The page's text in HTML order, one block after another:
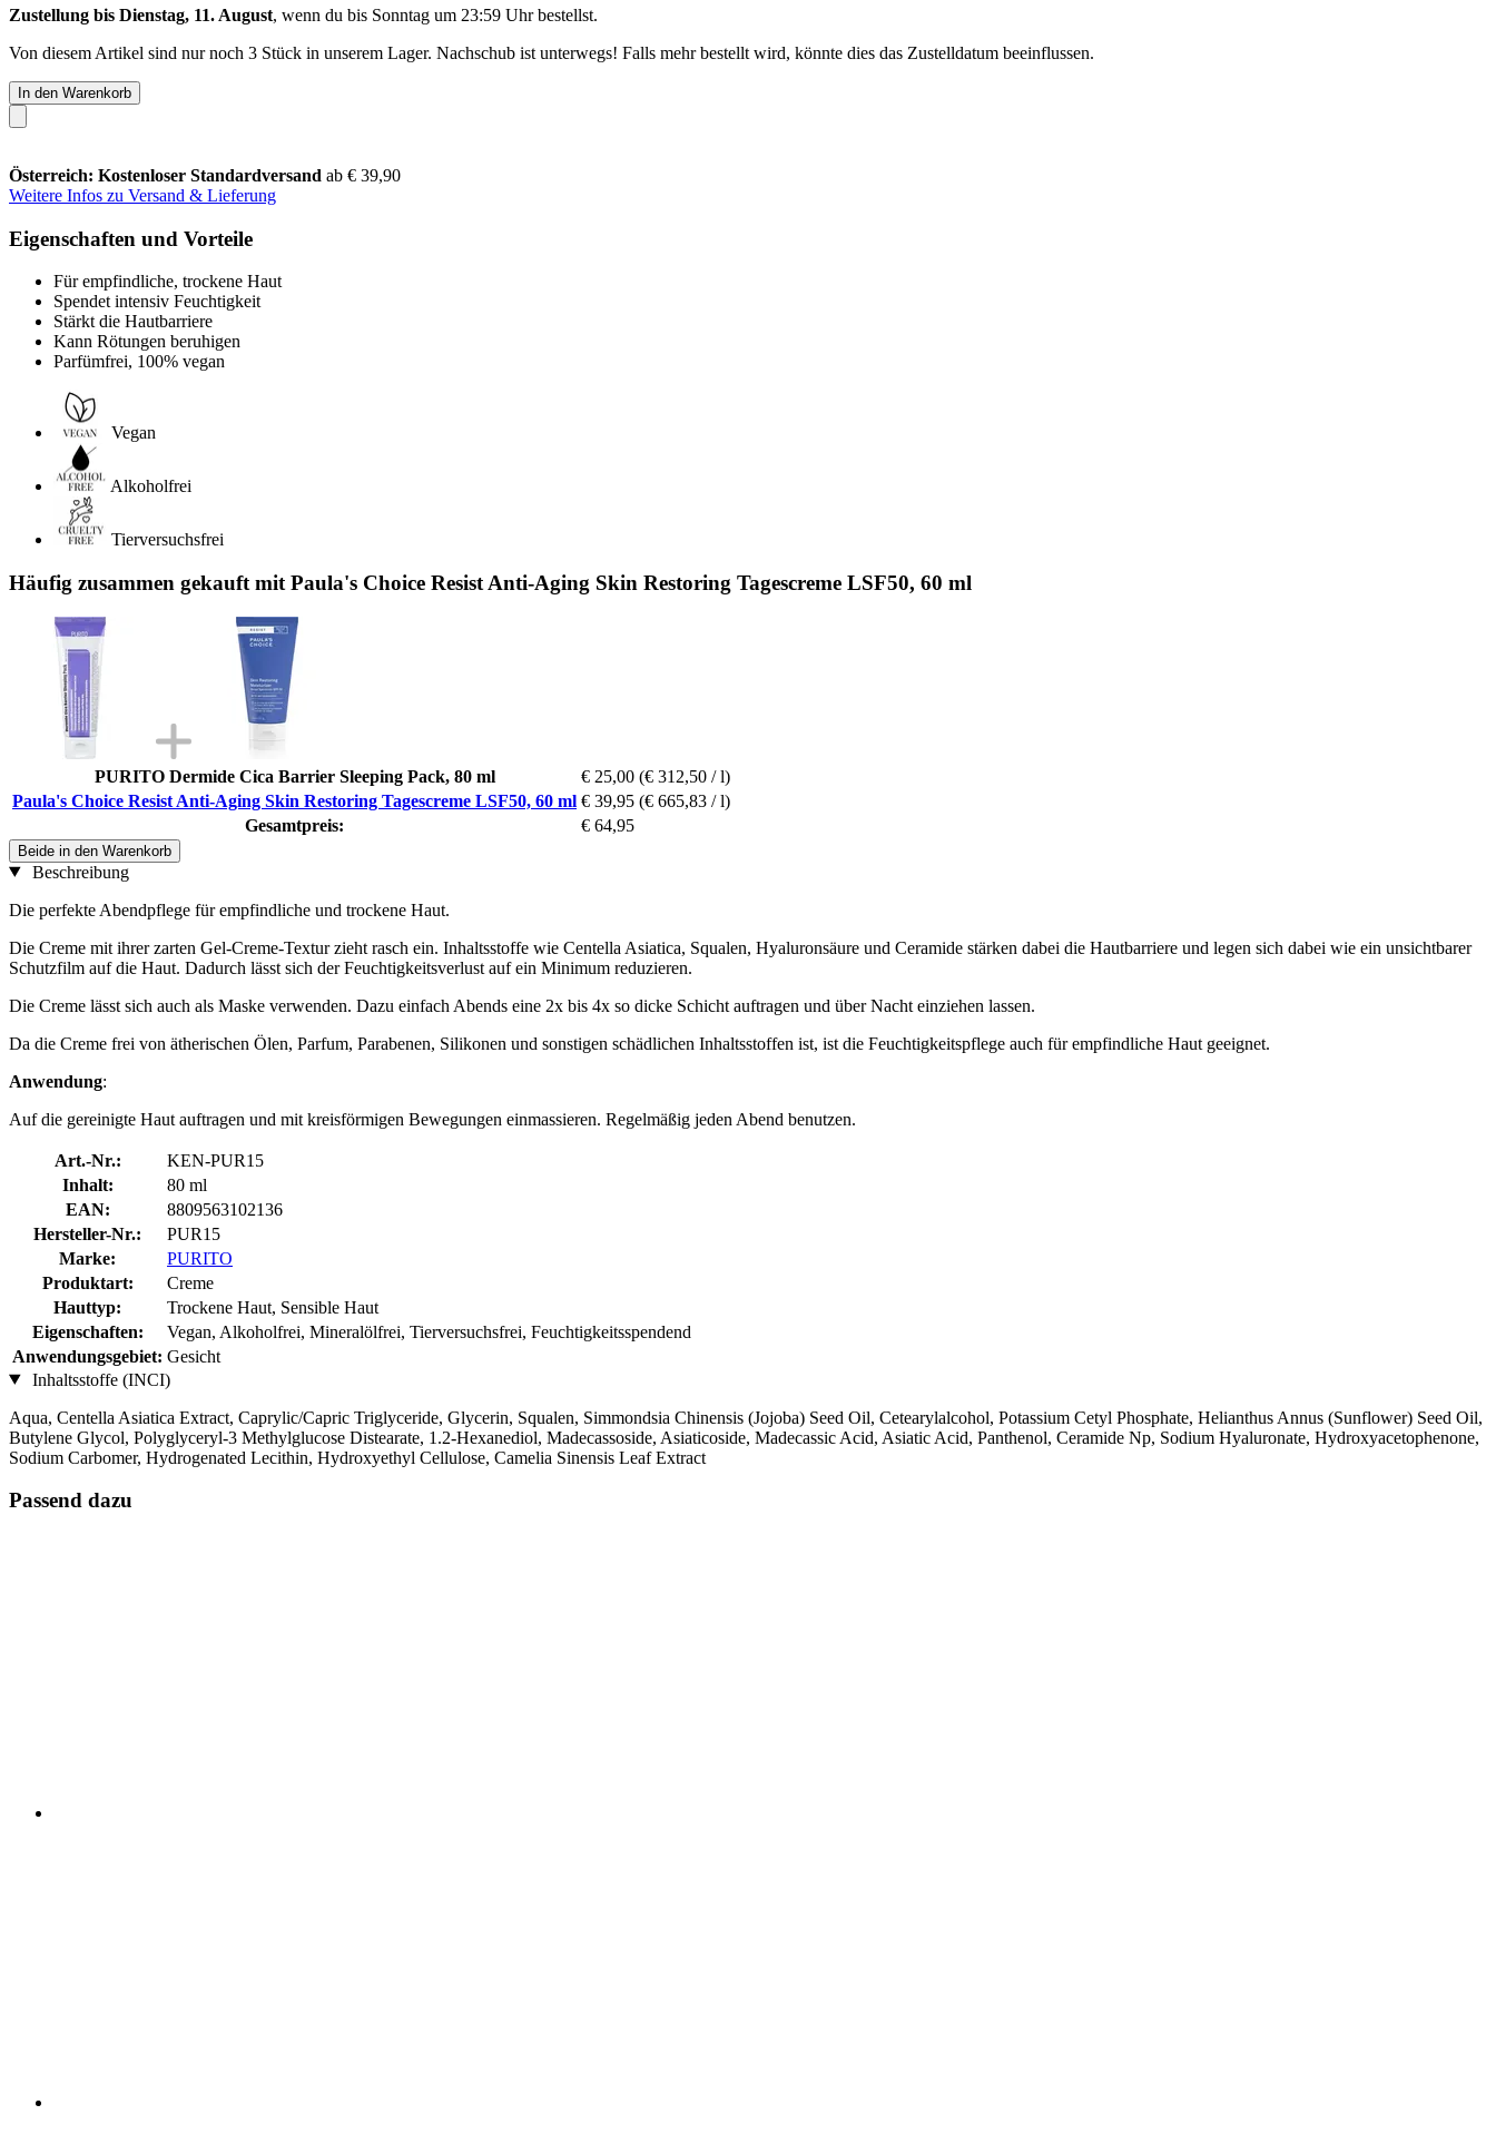
Zustellung bis Dienstag, 11. August, wenn du bis Sonntag um 23:59 Uhrbestellst.
Von diesem Artikel sind nur noch 3 Stück in unserem Lager. Nachschub ist unterwegs! Falls mehr bestellt wird, könnte dies das Zustelldatum beeinflussen.
In den Warenkorb
Österreich: Kostenloser Standardversand ab € 39,90
Weitere Infos zu Versand & Lieferung
Eigenschaften und Vorteile
Für empfindliche, trockene Haut
Spendet intensiv Feuchtigkeit
Stärkt die Hautbarriere
Kann Rötungen beruhigen
Parfümfrei, 100% vegan
Vegan
Alkoholfrei
Tierversuchsfrei
Häufig zusammen gekauft mit Paula's Choice Resist Anti-Aging Skin Restoring Tagescreme LSF50, 60 ml
PURITO Dermide Cica Barrier Sleeping Pack, 80 ml € 25,00 (€ 312,50 / l)
Paula's Choice Resist Anti-Aging Skin Restoring Tagescreme LSF50, 60 ml € 39,95 (€ 665,83 / l)
Gesamtpreis:
€ 64,95
Beide in den Warenkorb
Beschreibung
Die perfekte Abendpflege für empfindliche und trockene Haut.
Die Creme mit ihrer zarten Gel-Creme-Textur zieht rasch ein. Inhaltsstoffe wie Centella Asiatica, Squalen, Hyaluronsäure und Ceramide stärken dabei die Hautbarriere und legen sich dabei wie ein unsichtbarer
Schutzfilm auf die Haut. Dadurch lässt sich der Feuchtigkeitsverlust auf ein Minimum reduzieren.
Die Creme lässt sich auch als Maske verwenden. Dazu einfach Abends eine 2x bis 4x so dicke Schicht auftragen und über Nacht einziehen lassen.
Da die Creme frei von ätherischen Ölen, Parfum, Parabenen, Silikonen und sonstigen schädlichen Inhaltsstoffen ist, ist die Feuchtigkeitspflege auch für empfindliche Haut geeignet.
Anwendung:
Auf die gereinigte Haut auftragen und mit kreisförmigen Bewegungen einmassieren. Regelmäßig jeden Abend benutzen.
Art.-Nr.:
KEN-PUR15
Inhalt:
80 ml
EAN:
8809563102136
Hersteller-Nr.:
PUR15
Marke:
PURITO
Produktart:
Creme
Hauttyp:
Trockene Haut, Sensible Haut
Eigenschaften:
Vegan, Alkoholfrei, Mineralölfrei, Tierversuchsfrei, Feuchtigkeitsspendend
Anwendungsgebiet: Gesicht
Inhaltsstoffe (INCI)
Aqua, Centella Asiatica Extract, Caprylic/Capric Triglyceride, Glycerin, Squalen, Simmondsia Chinensis (Jojoba) Seed Oil, Cetearylalcohol, Potassium Cetyl Phosphate, Helianthus Annus (Sunflower) Seed Oil,
Butylene Glycol, Polyglyceryl-3 Methylglucose Distearate, 1.2-Hexanediol, Madecassoside, Asiaticoside, Madecassic Acid, Asiatic Acid, Panthenol, Ceramide Np, Sodium Hyaluronate, Hydroxyacetophenone,
Sodium Carbomer, Hydrogenated Lecithin, Hydroxyethyl Cellulose, Camelia Sinensis Leaf Extract
Passend dazu